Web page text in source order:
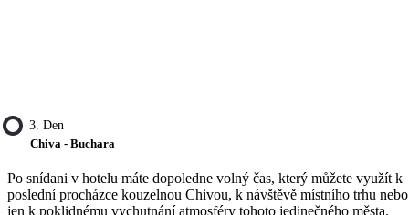
3. Den
Chiva - Buchara
Po snídani v hotelu máte dopoledne volný čas, který můžete využít k
poslední procházce kouzelnou Chivou, k návštěvě místního trhu nebo
jen k poklidnému vychutnání atmosféry tohoto jedinečného města.